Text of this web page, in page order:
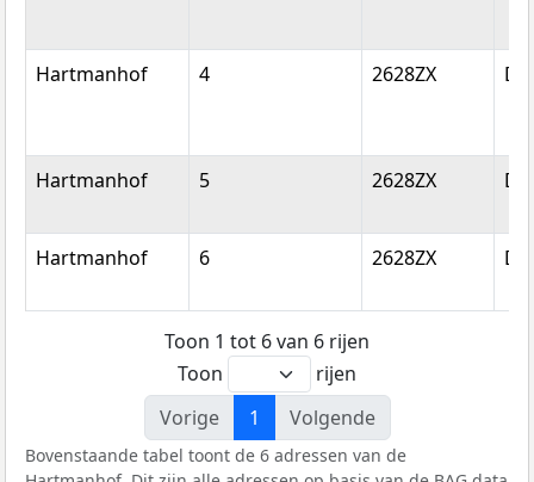
Hartmanhof 4 2628ZX
Hartmanhof 5 2628ZX
Hartmanhof 6 2628ZX
Toon 1 tot 6 van 6 rijen
Toon
rijen
Vorige
1 Volgende
Bovenstaande tabel toont de 6 adressen van de